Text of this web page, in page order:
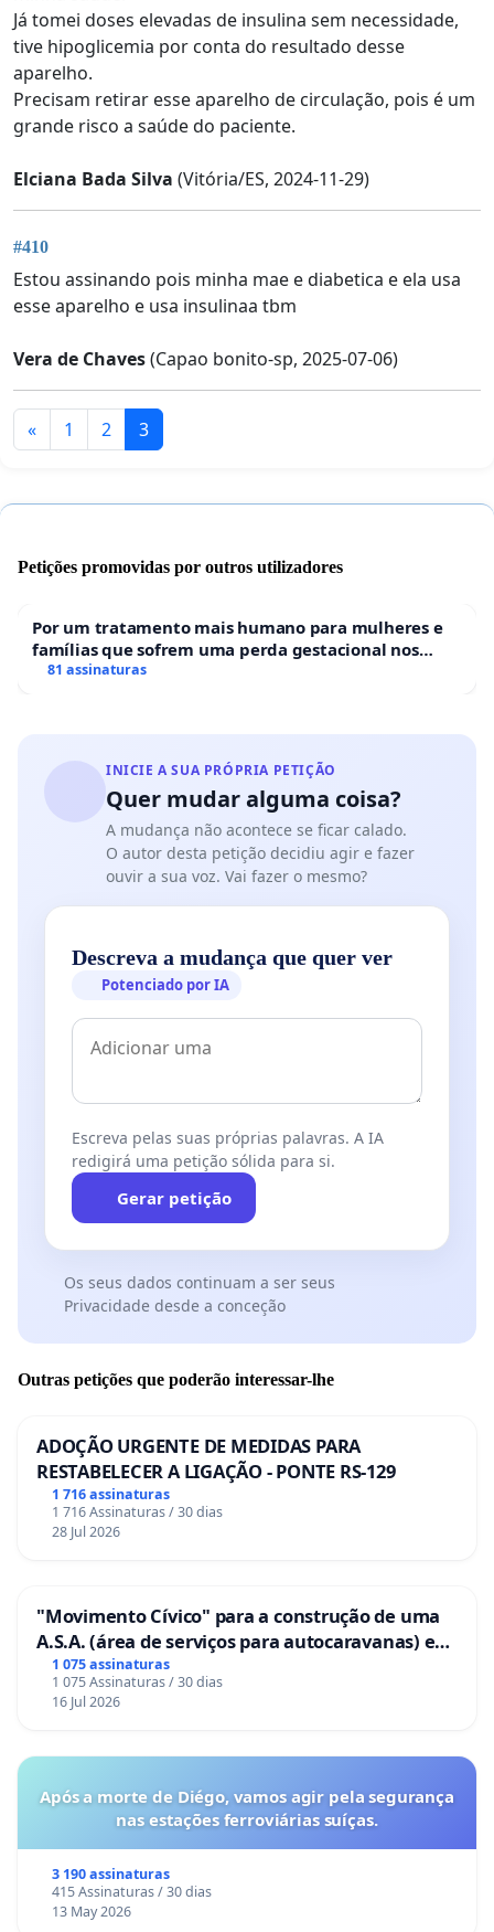
Já tomei doses elevadas de insulina sem necessidade,
tive hipoglicemia por conta do resultado desse
aparelho.
Precisam retirar esse aparelho de circulação, pois é um
grande risco a saúde do paciente.
Elciana Bada Silva (Vitória/ES, 2024-11-29)
#410
Estou assinando pois minha mae e diabetica e ela usa
esse aparelho e usa insulinaa tbm
Vera de Chaves(Capao bonito-sp, 2025-07-06)
« 1 2 3
Petições promovidas por outros utilizadores
Por um tratamento mais humano para mulheres e
famílias que sofrem uma perda gestacional nos
hospitais portugueses
81 assinaturas
INICIE A SUA PRÓPRIA PETIÇÃO
Quer mudar alguma coisa?
A mudança não acontece se ficar calado.
O autor desta petição decidiu agir e fazer
ouvir a sua voz. Vai fazer o mesmo?
Descreva a mudança que quer ver
Potenciado por IA
Escreva pelas suas próprias palavras. A IA
redigirá uma petição sólida para si.
Gerar petição
Os seus dados continuam a ser seus
Privacidade desde a conceção
Outras petições que poderão interessar-lhe
ADOÇÃO URGENTE DE MEDIDAS PARA
RESTABELECER A LIGAÇÃO - PONTE RS-129
1 716 assinaturas
1 716 Assinaturas / 30 dias
28 Jul 2026
"Movimento Cívico" para a construção de uma
A.S.A. (área de serviços para autocaravanas) em
Coimbra
1 075 assinaturas
1 075 Assinaturas / 30 dias
16 Jul 2026
Após a morte de Diégo, vamos agir pela segurança
nas estações ferroviárias suíças.
3 190 assinaturas
415 Assinaturas / 30 dias
13 May 2026